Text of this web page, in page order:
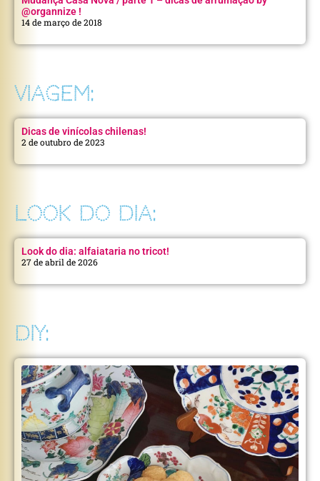
@organnize !
14 de março de 2018
VIAGEM:
Dicas de vinícolas chilenas!
2 de outubro de 2023
LOOK DO DIA:
Look do dia: alfaiataria no tricot!
27 de abril de 2026
DIY: